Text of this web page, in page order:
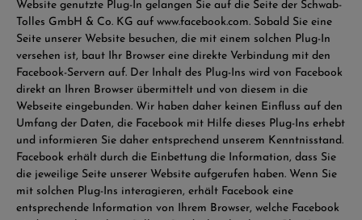
Website genutzte Plug-In gelangen Sie auf die Seite der Schwab-
Tolles GmbH & Co. KG auf www.facebook.com. Sobald Sie eine
Seite unserer Website besuchen, die mit einem solchen Plug-In
versehen ist, baut Ihr Browser eine direkte Verbindung mit den
Facebook-Servern auf. Der Inhalt des Plug-Ins wird von Facebook
direkt an Ihren Browser übermittelt und von diesem in die
Webseite eingebunden. Wir haben daher keinen Einfluss auf den
Umfang der Daten, die Facebook mit Hilfe dieses Plug-Ins erhebt
und informieren Sie daher entsprechend unserem Kenntnisstand.
Facebook erhält durch die Einbettung die Information, dass Sie
die jeweilige Seite unserer Website aufgerufen haben. Wenn Sie
mit solchen Plug-Ins interagieren, erhält Facebook eine
entsprechende Information von Ihrem Browser, welche Facebook